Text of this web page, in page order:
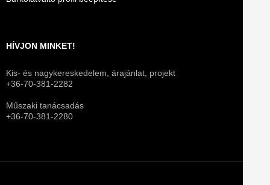
HÍVJON MINKET!
Kis- és nagykereskedelem, árajánlat, projekt
+36-70-381-2282
Műszaki tanácsadás
+36-70-381-2280